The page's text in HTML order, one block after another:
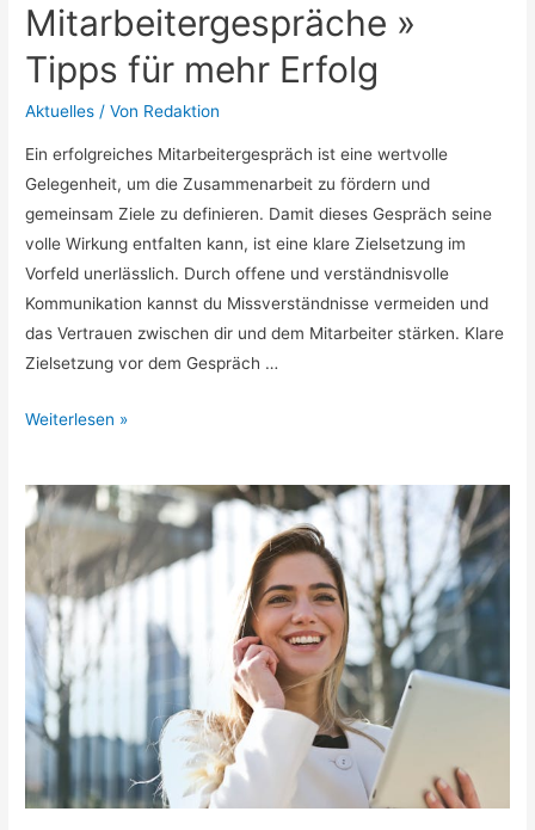
Mitarbeitergespräche »
Tipps für mehr Erfolg
Aktuelles / Von Redaktion
Ein erfolgreiches Mitarbeitergespräch ist eine wertvolle
Gelegenheit, um die Zusammenarbeit zu fördern und
gemeinsam Ziele zu definieren. Damit dieses Gespräch seine
volle Wirkung entfalten kann, ist eine klare Zielsetzung im
Vorfeld unerlässlich. Durch offene und verständnisvolle
Kommunikation kannst du Missverständnisse vermeiden und
das Vertrauen zwischen dir und dem Mitarbeiter stärken. Klare
Zielsetzung vor dem Gespräch …
Erfolgreiche
Tipps
für
mehr
Erfolg
Weiterlesen »